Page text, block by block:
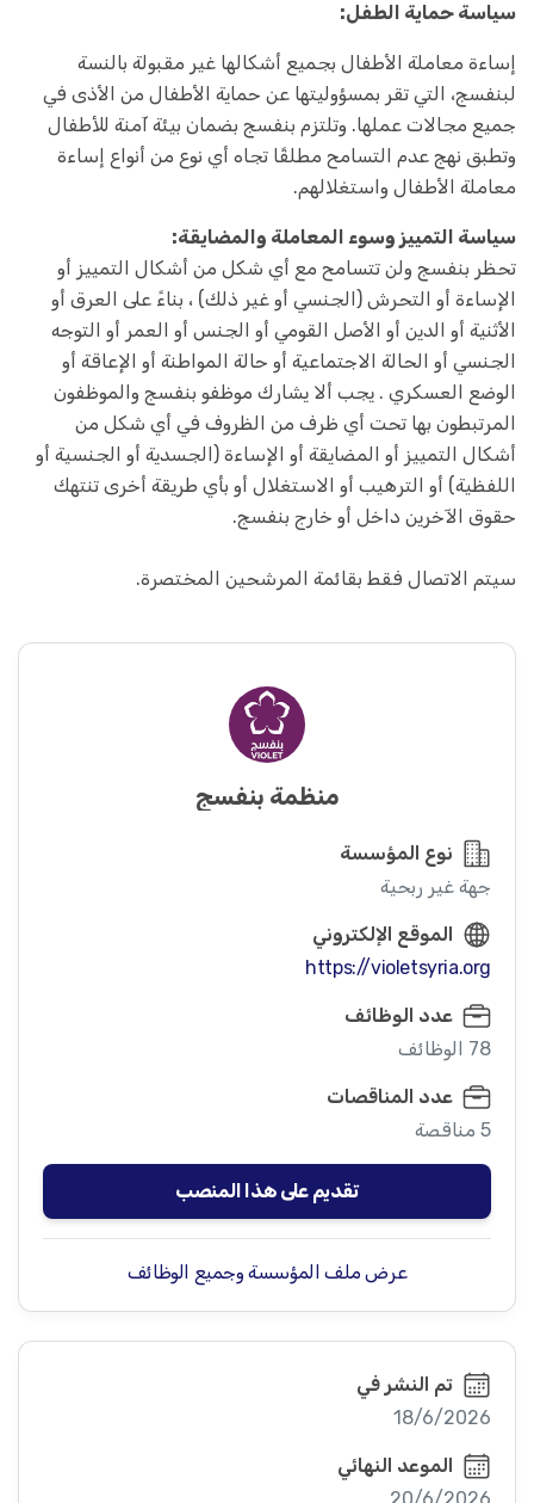
سياسة حماية الطفل:
إساءة معاملة الأطفال بجميع أشكالها غير مقبولة بالنسة
لبنفسج، التي تقر بمسؤوليتها عن حماية الأطفال من الأذى في
جميع مجالات عملها. وتلتزم بنفسج بضمان بيئة آمنة للأطفال
وتطبق نهج عدم التسامح مطلقًا تجاه أي نوع من أنواع إساءة
معاملة الأطفال واستغلالهم.
سياسة التمييز وسوء المعاملة والمضايقة:
تحظر بنفسج ولن تتسامح مع أي شكل من أشكال التمييز أو
الإساءة أو التحرش (الجنسي أو غير ذلك) ، بناءً على العرق أو
الأثنية أو الدين أو الأصل القومي أو الجنس أو العمر أو التوجه
الجنسي أو الحالة الاجتماعية أو حالة المواطنة أو الإعاقة أو
الوضع العسكري . يجب ألا يشارك موظفو بنفسج والموظفون
المرتبطون بها تحت أي ظرف من الظروف في أي شكل من
أشكال التمييز أو المضايقة أو الإساءة (الجسدية أو الجنسية أو
اللفظية) أو الترهيب أو الاستغلال أو بأي طريقة أخرى تنتهك
حقوق الآخرين داخل أو خارج بنفسج.
سيتم الاتصال فقط بقائمة المرشحين المختصرة.
منظمة بنفسج
نوع المؤسسة
جهة غير ربحية
الموقع الإلكتروني
https://violetsyria.org
عدد الوظائف
78 الوظائف
عدد المناقصات
5 مناقصة
تقديم على هذا المنصب
عرض ملف المؤسسة وجميع الوظائف
تم النشر في
18/6/2026
الموعد النهائي